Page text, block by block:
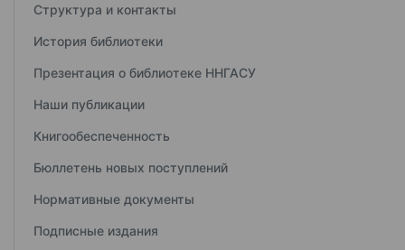
Структура и контакты
История библиотеки
Презентация о библиотеке ННГАСУ
Наши публикации
Книгообеспеченность
Бюллетень новых поступлений
Нормативные документы
Подписные издания